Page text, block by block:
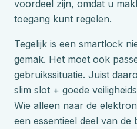
voordeel zijn, omdat u
toegang kunt regelen.
Tegelijk is een smartlock
gemak. Het moet ook
gebruikssituatie. Juist
slim slot + goede
Wie alleen naar de
een essentieel deel van de